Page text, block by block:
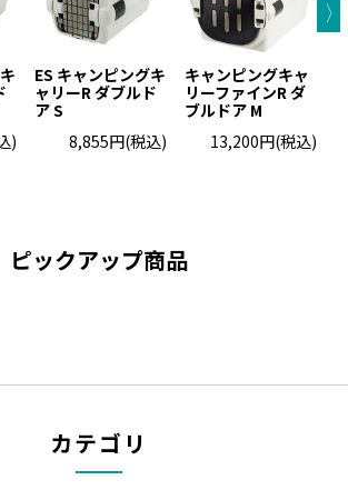
トンカ
)
ES キャンピングキ
ャリーR ダブルド
ア S
8,855円(税込)
キャンピングキャ
リーファインR ダ
ブルドア M
13,200円(税込)
ピックアップ商品
カテゴリ